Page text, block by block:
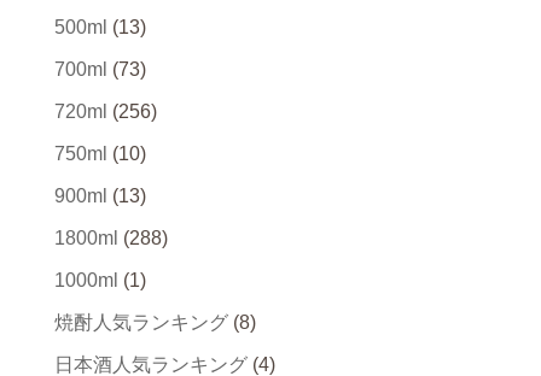
500ml (13)
700ml (73)
720ml (256)
750ml (10)
900ml (13)
1800ml (288)
1000ml (1)
焼酎人気ランキング (8)
日本酒人気ランキング (4)